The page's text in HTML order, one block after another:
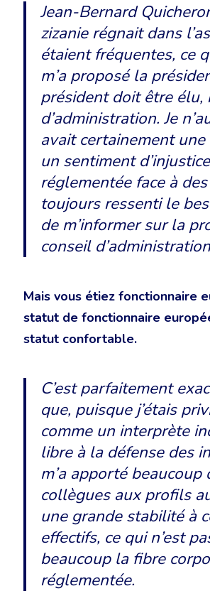
Jean-Bernard
zizanie régnait dans
étaient fréquentes, ce
m’a proposé la
président doit être élu,
d’administration. Je
avait certainement
un sentiment
réglementée face à
toujours ressenti le
de m’informer sur la
conseil
Mais vous étiez fonctionnaire
statut de fonctionnaire
statut confortable.
C’est parfaitement
que, puisque j’étais
comme un interprète
libre à la défense des
m’a apporté
collègues aux profils
une grande stabilité à
effectifs, ce qui n’est
beaucoup la fibre
réglementée.